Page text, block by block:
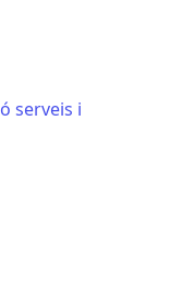
serveis i